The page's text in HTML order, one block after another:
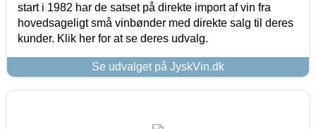
start i 1982 har de satset på direkte import af vin fra
hovedsageligt små vinbønder med direkte salg til deres
kunder. Klik her for at se deres udvalg.
Se udvalget på JyskVin.dk